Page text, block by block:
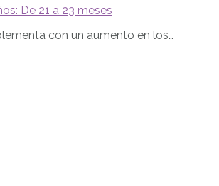
De 21 a 23 meses
con un aumento en los…